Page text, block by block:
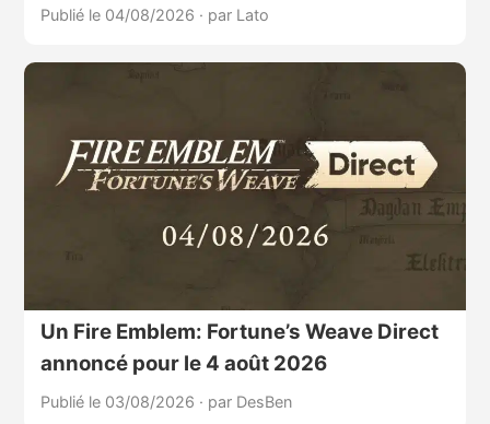
Publié le 04/08/2026 · par Lato
Un Fire Emblem: Fortune’s Weave Direct
annoncé pour le 4 août 2026
Publié le 03/08/2026 · par DesBen